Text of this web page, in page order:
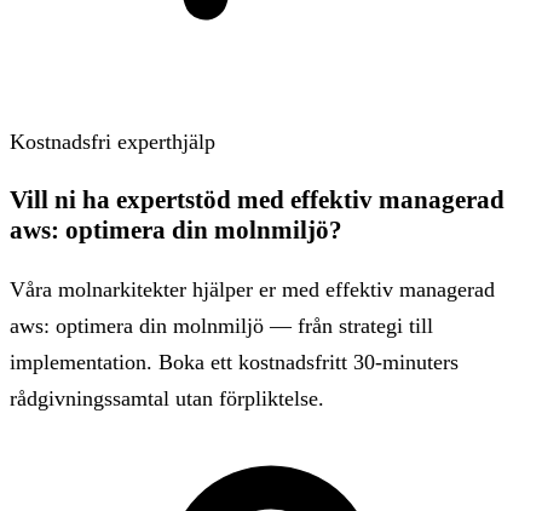
Kostnadsfri experthjälp
Vill ni ha expertstöd med effektiv managerad
aws: optimera din molnmiljö?
Våra molnarkitekter hjälper er med effektiv managerad
aws: optimera din molnmiljö — från strategi till
implementation. Boka ett kostnadsfritt 30-minuters
rådgivningssamtal utan förpliktelse.